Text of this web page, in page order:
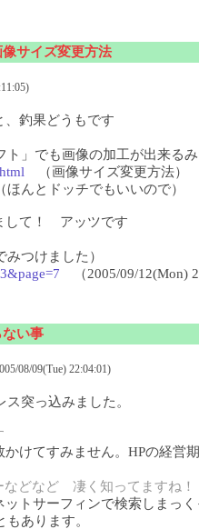
サイズ変更方法
釣果どうもです
」でも画像の加工が出来る
（画像サイズ変更方法）
んとドッチでもいいので）
て！ アッツです
つけました）
（2005/09/12(Mon)
い事
08/09(Tue) 22:04:01)
突っ込みました。
けてすみません。HPの経
などなど 凄く知ってますね！
トサーフィンで検索しまっ
あります。